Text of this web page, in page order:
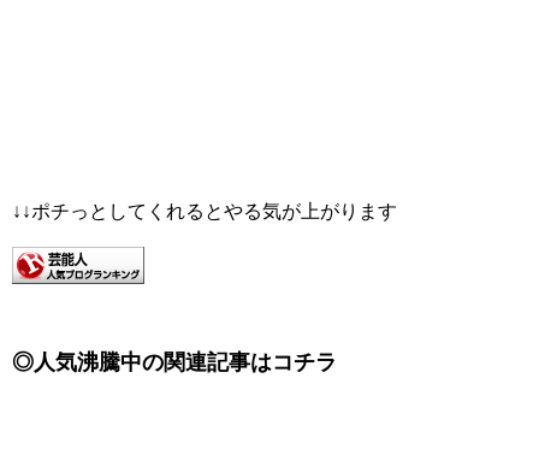
↓↓ポチっとしてくれるとやる気が上がります
◎人気沸騰中の関連記事はコチラ